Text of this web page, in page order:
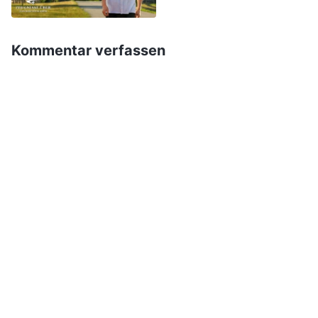
Allmächtigen Gottes der letzten Tage annehmen,
uns nicht den Pharisäern gleich machen, die nur
Kommentar verfassen